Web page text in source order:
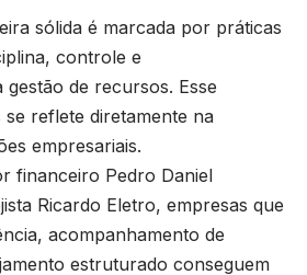
sólida é marcada por práticas
controle e
gestão de recursos. Esse
reflete diretamente na
empresariais.
financeiro Pedro Daniel
Ricardo Eletro, empresas que
acompanhamento de
estruturado conseguem